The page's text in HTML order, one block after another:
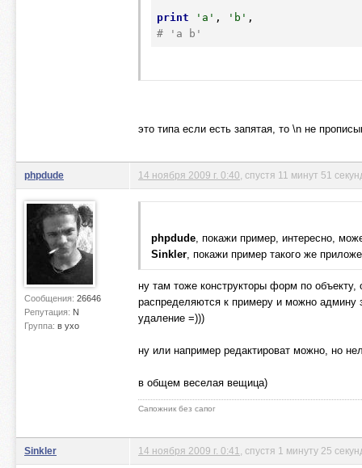
print 'a' , 'b'
# 'a b'
это типа если есть запятая, то \n не
phpdude
Сообщения: 26646
Репутация: N
Группа: в ухо
14 ноября 2009 г. 0:40 , спустя 11 минут 51
phpdude, покажи пример, интересно,
Sinkler, покажи пример такого же
ну там тоже конструкторы форм по
распределяются к примеру и можно админу
удаление =)))
ну или например редактироват можно, но
в общем веселая вещица)
Сапожник без сапог
Sinkler 14 ноября 2009 г. 0:41 , спустя 1 минуту 25